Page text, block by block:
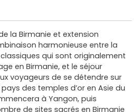
la Birmanie et extension
harmonieuse entre la
qui sont originalement
en Birmanie, et le séjour
voyageurs de se détendre sur
des temples d’or en Asie du
à Yangon, puis
de sites sacrés en Birmanie